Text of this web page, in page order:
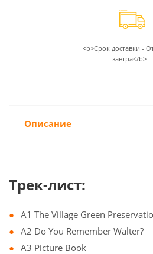
<b>Срок доставки -
завтра</b>
Описание
Трек-лист:
A1 The Village Green
A2 Do You Remember Walter?
A3 Picture Book